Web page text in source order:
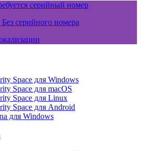
серийный номер
Без серийного номера
Space для Windows
Space для macOS
Space для Linux
Space для Android
для Windows